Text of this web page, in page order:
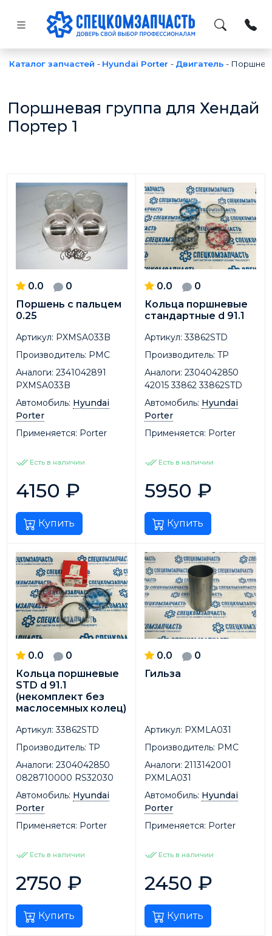
Каталог запчастей - Hyundai Porter - Двигатель -
Поршневая группа для Хендай
Портер 1
0.0
0
Поршень с пальцем
0.25
Артикул: PXMSA033B
Производитель: PMC
Аналоги: 2341042891
PXMSA033B
Автомобиль: Hyundai
Porter
Применяется: Porter
Есть в наличии
4150 ₽
Купить
0.0
0
Кольца поршневые
стандартные d 91.1
Артикул: 33862STD
Производитель: TP
Аналоги: 2304042850
42015 33862 33862STD
Автомобиль: Hyundai
Porter
Применяется: Porter
Есть в наличии
5950 ₽
Купить
0.0
0
Кольца поршневые
STD d 91.1
(некомплект без
маслосемных колец)
Артикул: 33862STD
Производитель: TP
Аналоги: 2304042850
0828710000 RS32030
Автомобиль: Hyundai
Porter
Применяется: Porter
Есть в наличии
2750 ₽
Купить
0.0
0
Гильза
Артикул: PXMLA031
Производитель: PMC
Аналоги: 2113142001
PXMLA031
Автомобиль: Hyundai
Porter
Применяется: Porter
Есть в наличии
2450 ₽
Купить